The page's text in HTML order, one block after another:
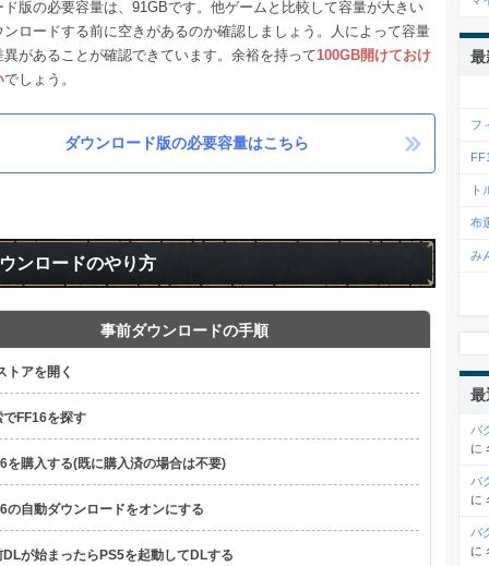
ド版の必要容量は、91GBです。他ゲームと比較して容量が大きい
ンロードする前に空きがあるのか確認しましょう。人によって容量
異があることが確認できています。余裕を持って100GB開けておけ
でしょう。
ダウンロード版の必要容量はこちら
ンロードのやり方
事前ダウンロードの手順
トアを開く
でFF16を探す
を購入する(既に購入済の場合は不要)
の自動ダウンロードをオンにする
DLが始まったらPS5を起動してDLする
最
フ
布
み
最
バ
に
バ
に
バ
に